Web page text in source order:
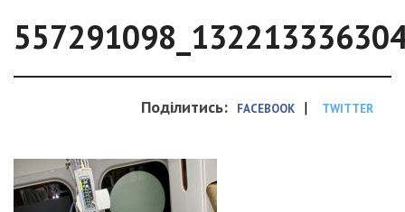
Поділитись: FACEBOOK | TWITTER